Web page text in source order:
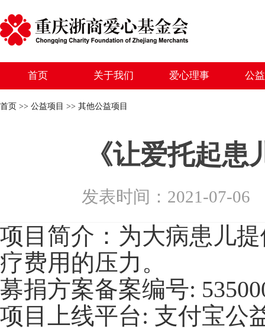
首页 关于我们 爱心理事 公
首页 >> 公益项目 >> 其他公益项目
《让爱托起
发表时间：2021-07-
项目简介： 为大病患儿
疗费用的压力。
募捐方案备案编号:
项目上线平台: 支付宝公